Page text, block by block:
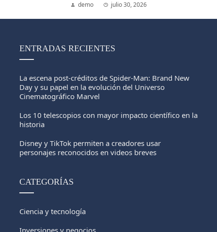
demo julio 30, 2026
ENTRADAS RECIENTES
La escena post-créditos de Spider-Man: Brand New
Day y su papel en la evolución del Universo
Cinematográfico Marvel
Los 10 telescopios con mayor impacto científico en la
historia
Disney y TikTok permiten a creadores usar
personajes reconocidos en videos breves
CATEGORÍAS
Ciencia y tecnología